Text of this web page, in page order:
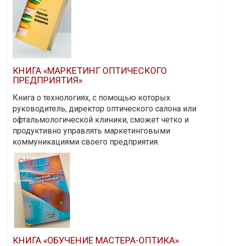
КНИГА «МАРКЕТИНГ ОПТИЧЕСКОГО
ПРЕДПРИЯТИЯ»
Книга о технологиях, с помощью которых
руководитель, директор оптического салона или
офтальмологической клиники, сможет четко и
продуктивно управлять маркетинговыми
коммуникациями своего предприятия.
КНИГА «ОБУЧЕНИЕ МАСТЕРА-ОПТИКА»